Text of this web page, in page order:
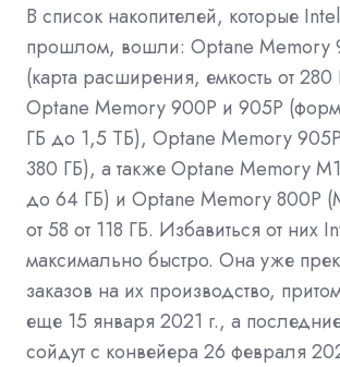
В список накопителей, которые Intel
прошлом, вошли: Optane Memory
(карта расширения, емкость от
Optane Memory 900P и 905P
ГБ до 1,5 ТБ), Optane Memory
380 ГБ), а также Optane Memory
до 64 ГБ) и Optane Memory 800P
от 58 от 118 ГБ. Избавиться от них
максимально быстро. Она уже
заказов на их производство,
еще 15 января 2021 г., а последние
сойдут с конвейера 26 февраля